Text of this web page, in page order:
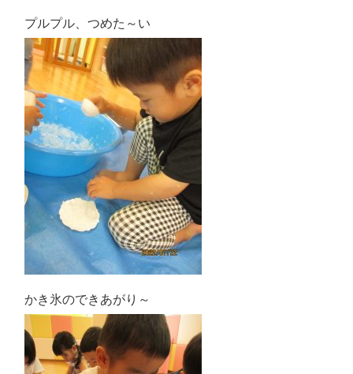
プルプル、つめた～い
かき氷のできあがり～